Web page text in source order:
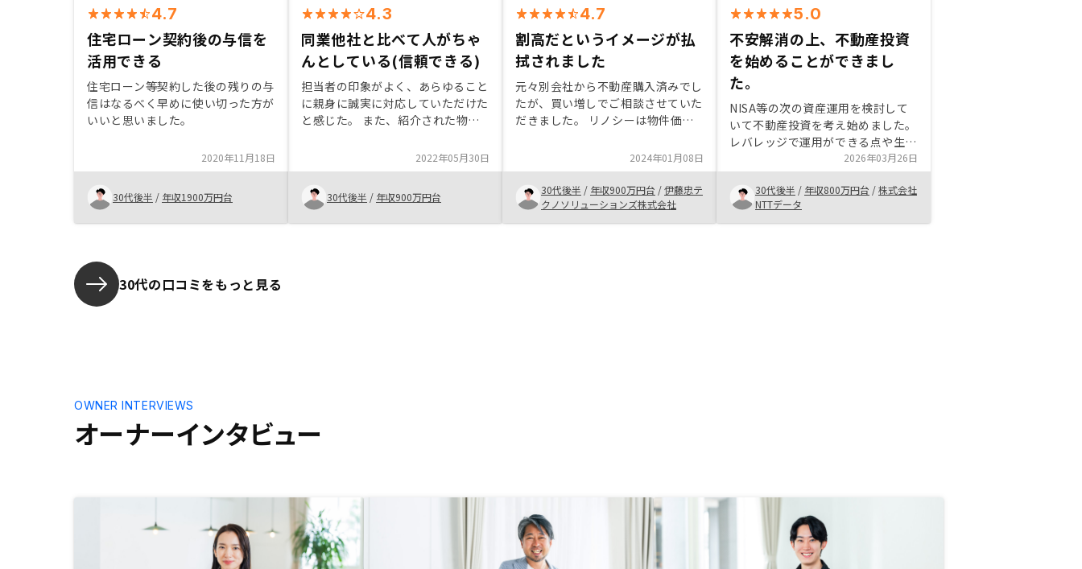
4.7
住宅ローン契約後の与信を
活用できる
住宅ローン等契約した後の残りの与
信はなるべく早めに使い切った方が
いいと思いました。
2020年11月18日
30代後半 / 年収1900万円台
4.3
同業他社と比べて人がちゃ
んとしている(信頼できる)
担当者の印象がよく、あらゆること
に親身に誠実に対応していただけた
と感じた。 また、紹介された物件
ンは新築だったため、値下がりの懸
念が大きかったが、RENOSYでは中
古マンションをとりあつかっている
ところがよかった。メールより電話
の方が、電話より面着の方が誠実感
2022年05月30日
30代後半 / 年収900万円台
4.7
割高だというイメージが払
拭されました
元々別会社から不動産購入済みでし
たが、買い増しでご相談させていた
だきました。 リノシーは物件価格
いましたが、実際はそんなことはな
く、むしろ他社より割安だと感じま
した。 他社との比較はしたほうが
良いという考えは変わりませんが、
評判やイメージだけでリノシーを選
2024年01月08日
30代後半 / 年収900万円台 /伊藤忠テ
クノソリューションズ株式会社
5.0
不安解消の上、不動産投資
を始めることができまし
た。
NISA等の次の資産運用を検討して
いて不動産投資を考え始めました。
レバレッジで運用ができる点や生命
保険の代わりにもなる点が個人的に
は不動産投資の決め手になりまし
た。また、担当の方のご説明・ご提
案もわかりやすく不安解消の上、始
めることができました。
2026年03月26日
30代後半 / 年収800万円台 /株式会社
NTTデータ
30代の口コミをもっと見る
オーナーインタビュー
OWNER INTERVIEWS